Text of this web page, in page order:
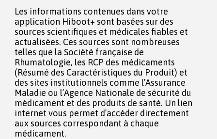
Les informations contenues dans votre
application Hiboot+ sont basées sur des
sources scientifiques et médicales fiables et
actualisées. Ces sources sont nombreuses
telles que la Société française de
Rhumatologie, les RCP des médicaments
(Résumé des Caractéristiques du Produit) et
des sites institutionnels comme l’Assurance
Maladie ou l’Agence Nationale de sécurité du
médicament et des produits de santé. Un lien
internet vous permet d’accéder directement
aux sources correspondant à chaque
médicament.